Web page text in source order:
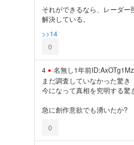
それができるなら、レーダー
解決している。
>>14
0
4 名無し1年前
まだ調査していなかった驚き
今になって真相を究明する驚
急に創作意欲でも湧いたか?
0